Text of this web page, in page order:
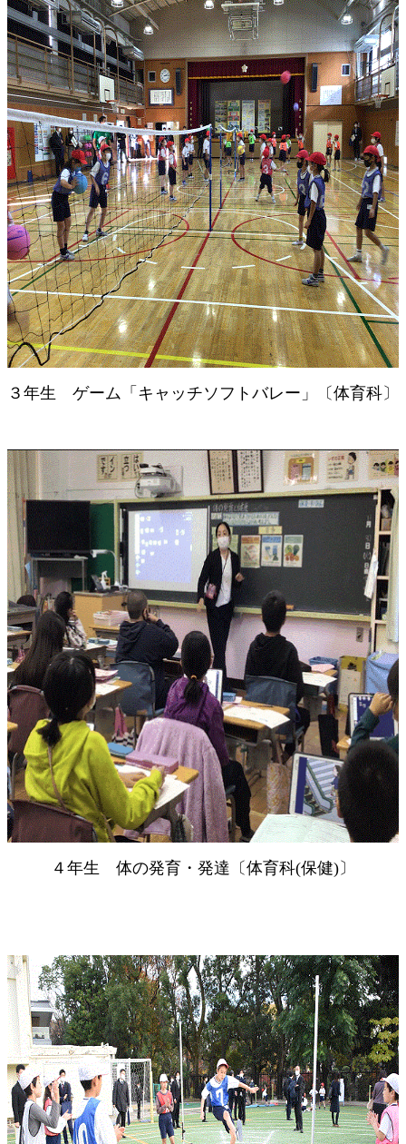
３年生 ゲーム「キャッチソフトバレー」〔体育科〕
４年生 体の発育・発達〔体育科(保健)〕